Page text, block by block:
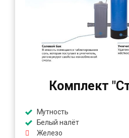
Комплект
Мутность
Белый налёт
Железо